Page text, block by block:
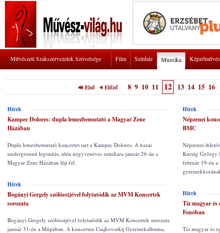
Művészeti Szakszervezetek Szövetsége Film Színház Muzsika
Első Előző 8 9 10 11 12 13 14 15 16
Hírek
Kampec Dolores: dupla lemezbemutató a Magyar Zene
Házában
Dupla lemezbemutató koncertet tart a Kampec Dolores. A hazai
underground legendás, idén negyvenéves zenekara január 26-án a
Magyar Zene Házában lép fel.
Hírek
Bogányi Gergely szólóestjével folytatódik az MVM Koncertek
sorozata
Bogányi Gergely szólóestjével folytatódik az MVM Koncertek sorozata
január 31-én a Müpában. A koncerten Csajkovszkij Gyermekalbuma,
Hírek
Népzenei
BMC
Népzenei
Kurtág György
február 19-én a
Hírek
Tíz magyar és
Fonóban
Tíz magyar és